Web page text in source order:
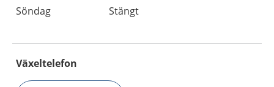
Söndag
Stängt
Växeltelefon